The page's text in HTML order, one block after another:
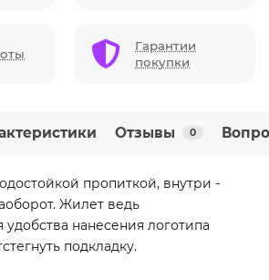
Гарантии
покупки
Отзывы 0
пропиткой, внутри -
Жилет ведь
нанесения логотипа
подкладку.